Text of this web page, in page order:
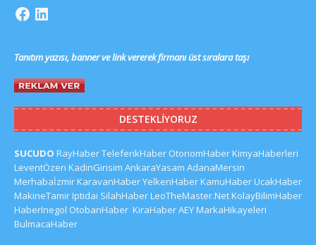
Tanıtım yazısı, banner ve link vererek firmanı üst sıralara taşı
DESTEKLIYORUZ
SUCUDO RayHaberTeleferikHaber OtonomHaberKimyaHaberleri
LeventÖzen KadinGirisim AnkaraYasam AdanaMersin
MerhabaİzmirKaravanHaberYelkenHaberKamuHaberUcakHaber
MakineTamirIptidai SilahHaberLeoTheMaster.NetKolayBilimHaber
HaberInegol OtobanHaber KiraHaberAEYMarkaHikayeleri
BulmacaHaber